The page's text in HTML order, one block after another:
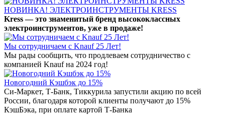
НОВИНКА! ЭЛЕКТРОИНСТРУМЕНТЫ KRESS
Kress — это знаменитый бренд высококлассных
электроинструментов, уже в продаже!
Мы сотрудничаем с Knauf 25 Лет!
Мы рады сообщить, что продлеваем сотрудничество с
компанией Knauf на 2024 год!
Новогодний Кэшбэк до 15%
Си-Маркет, Т-Банк, Тиккурила запустили акцию по всей
России, благодаря которой клиенты получают до 15%
КэшБэка, при оплате картой Т-Банка